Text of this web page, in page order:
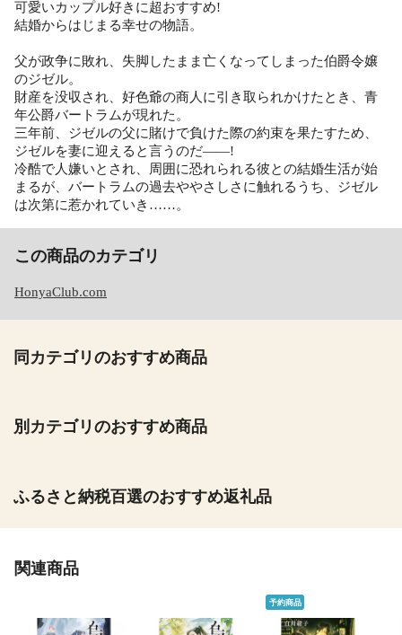
可愛いカップル好きに超おすすめ!
結婚からはじまる幸せの物語。
父が政争に敗れ、失脚したまま亡くなってしまった伯爵令嬢
のジゼル。
財産を没収され、好色爺の商人に引き取られかけたとき、青
年公爵バートラムが現れた。
三年前、ジゼルの父に賭けで負けた際の約束を果たすため、
ジゼルを妻に迎えると言うのだ――!
冷酷で人嫌いとされ、周囲に恐れられる彼との結婚生活が始
まるが、バートラムの過去ややさしさに触れるうち、ジゼル
は次第に惹かれていき……。
この商品のカテゴリ
HonyaClub.com
同カテゴリのおすすめ商品
別カテゴリのおすすめ商品
ふるさと納税百選のおすすめ返礼品
関連商品
予約商品